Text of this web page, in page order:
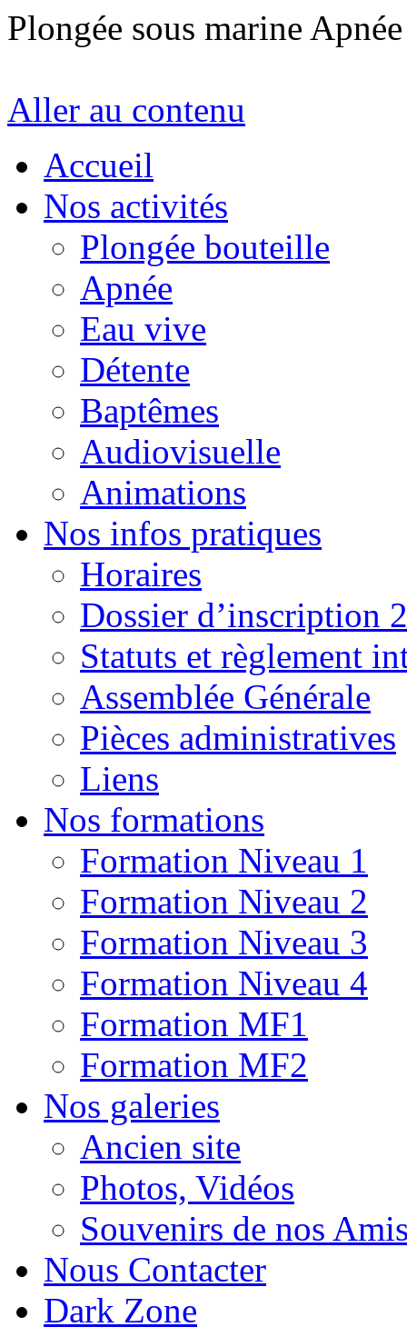
Plongée sous marine
Aller au contenu
Accueil
Nos activités
Plongée bouteille
Apnée
Eau vive
Détente
Baptêmes
Audiovisuelle
Animations
Nos infos pratiques
Horaires
Dossier d’inscription
Statuts et règlement
Assemblée Générale
Pièces administratives
Liens
Nos formations
Formation Niveau 1
Formation Niveau 2
Formation Niveau 3
Formation Niveau 4
Formation MF1
Formation MF2
Nos galeries
Ancien site
Photos, Vidéos
Souvenirs de nos
Nous Contacter
Dark Zone